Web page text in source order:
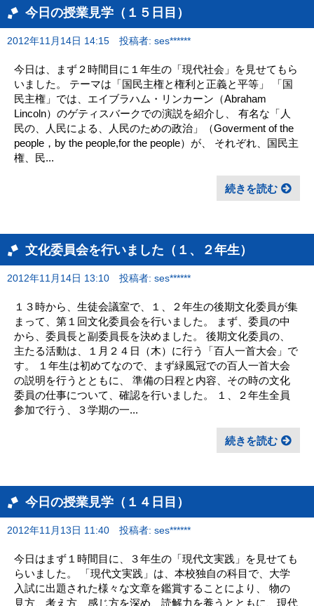
今日の授業見学（１５日目）
2012年11月14日 14:15 投稿者: ses******
今日は、まず２時間目に１年生の「現代社会」を見せてもら
いました。 テーマは「国民主権と権利と正義と平等」 「国
民主権」では、エイブラハム・リンカーン（Abraham
Lincoln）のゲティスバークでの演説を紹介し、 有名な「人
民の、人民による、人民のための政治」（Goverment of the
people，by the people,for the people）が、 それぞれ、国民主
権、民...
続きを読む
文化委員会を行いました（１、２年生）
2012年11月14日 13:10 投稿者: ses******
１３時から、生徒会議室で、１、２年生の後期文化委員が集
まって、第１回文化委員会を行いました。 まず、委員の中
から、委員長と副委員長を決めました。 後期文化委員の、
主たる活動は、１月２４日（木）に行う「百人一首大会」で
す。 １年生は初めてなので、まず緑風冠での百人一首大会
の説明を行うとともに、 準備の日程と内容、その時の文化
委員の仕事について、確認を行いました。 １、２年生全員
参加で行う、３学期の一...
続きを読む
今日の授業見学（１４日目）
2012年11月13日 11:40 投稿者: ses******
今日はまず１時間目に、３年生の「現代文実践」を見せても
らいました。 「現代文実践」は、本校独自の科目で、大学
入試に出題された様々な文章を鑑賞することにより、 物の
見方、考え方、感じ方を深め、読解力を養うとともに、現代